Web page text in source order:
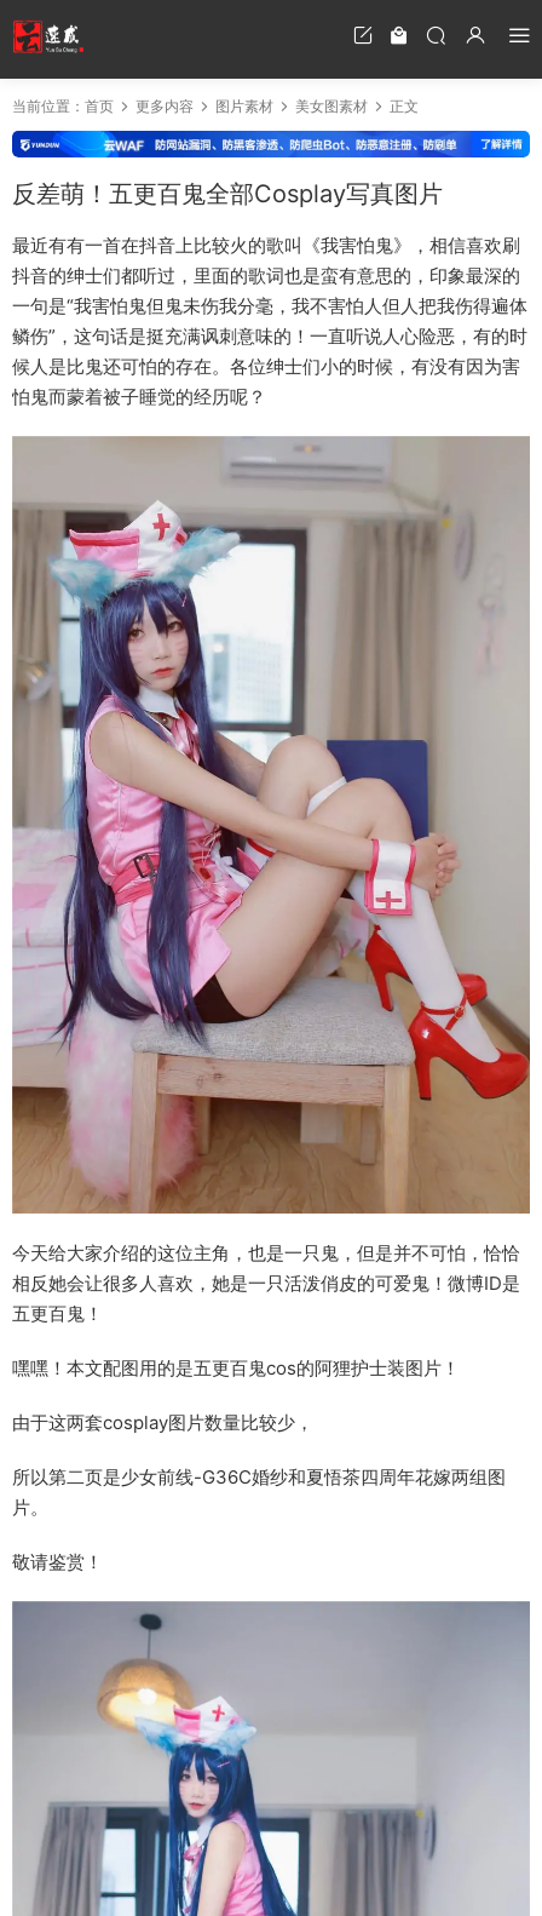
当前位置： 首页 更多内容 图片素材 美女图素材 正文
反差萌！五更百鬼全部Cosplay写真图片
最近有有一首在抖音上比较火的歌叫《我害怕鬼》，相信喜欢刷
抖音的绅士们都听过，里面的歌词也是蛮有意思的，印象最深的
一句是“我害怕鬼但鬼未伤我分毫，我不害怕人但人把我伤得遍体
鳞伤”，这句话是挺充满讽刺意味的！一直听说人心险恶，有的时
候人是比鬼还可怕的存在。各位绅士们小的时候，有没有因为害
怕鬼而蒙着被子睡觉的经历呢？
今天给大家介绍的这位主角，也是一只鬼，但是并不可怕，恰恰
相反她会让很多人喜欢，她是一只活泼俏皮的可爱鬼！微博ID是
五更百鬼！
嘿嘿！本文配图用的是五更百鬼cos的阿狸护士装图片！
由于这两套cosplay图片数量比较少，
所以第二页是少女前线-G36C婚纱和夏悟茶四周年花嫁两组图
片。
敬请鉴赏！